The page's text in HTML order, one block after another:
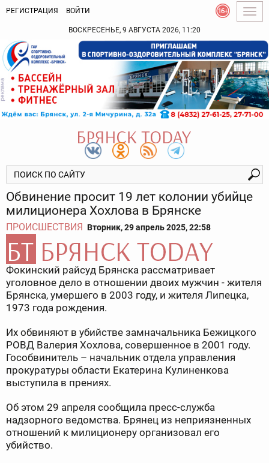
РЕГИСТРАЦИЯ ВОЙТИ
ВОСКРЕСЕНЬЕ, 9 АВГУСТА 2026, 11:20
Обвинение просит 19 лет колонии убийце
милиционера Хохлова в Брянске
ПРОИСШЕСТВИЯ Вторник, 29 апрель 2025, 22:58
Фокинский райсуд Брянска рассматривает
уголовное дело в отношении двоих мужчин - жителя
Брянска, умершего в 2003 году, и жителя Липецка,
1973 года рождения.
Их обвиняют в убийстве замначальника Бежицкого
РОВД Валерия Хохлова, совершенное в 2001 году.
Гособвинитель – начальник отдела управления
прокуратуры области Екатерина Кулиненкова
выступила в прениях.
Об этом 29 апреля сообщила пресс-служба
надзорного ведомства. Брянец из неприязненных
отношений к милиционеру организовал его
убийство.